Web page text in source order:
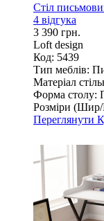
Стіл
4 відгука
3 390 грн.
Loft design
Код: 5439
Тип меблів:
Матеріал
Форма столу:
Розміри
Переглянути